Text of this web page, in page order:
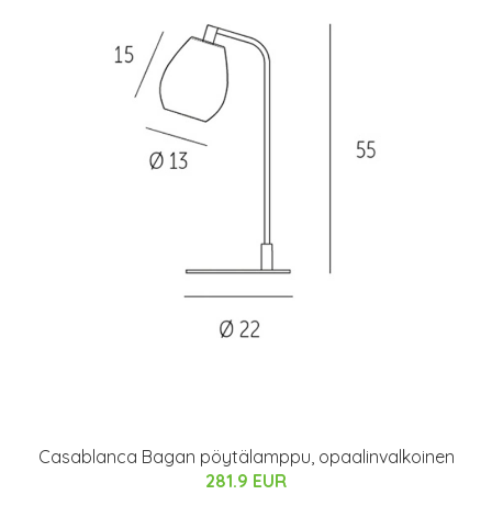
Casablanca Bagan pöytälamppu, opaalinvalkoinen
281.9 EUR